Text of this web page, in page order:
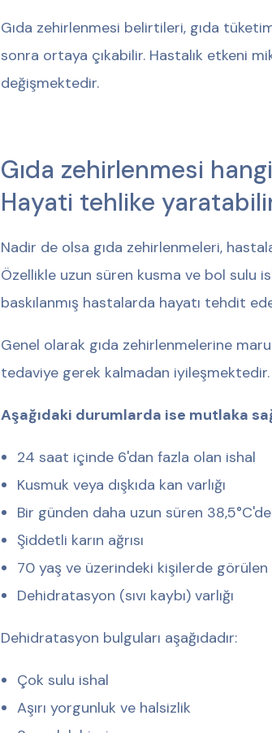
Gıda zehirlenmesi belirtileri, gıda
sonra ortaya çıkabilir. Hastalık etkeni
değişmektedir.
Gıda zehirlenmesi
Hayati tehlike
Nadir de olsa gıda zehirlenmeleri,
Özellikle uzun süren kusma ve bol sulu
baskılanmış hastalarda hayatı tehdit
Genel olarak gıda zehirlenmelerine
tedaviye gerek kalmadan iyileşmektedir.
Aşağıdaki durumlarda ise mutlaka
24 saat içinde 6'dan fazla olan ishal
Kusmuk veya dışkıda kan varlığı
Bir günden daha uzun süren
Şiddetli karın ağrısı
70 yaş ve üzerindeki kişilerde
Dehidratasyon (sıvı kaybı) varlığı
Dehidratasyon bulguları aşağıdadır:
Çok sulu ishal
Aşırı yorgunluk ve halsizlik